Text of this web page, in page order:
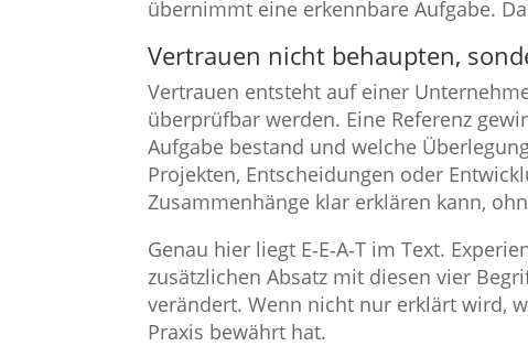
übernimmt eine erkennbare Aufgabe.
Vertrauen nicht behaupten,
Vertrauen entsteht auf einer
überprüfbar werden. Eine Referenz
Aufgabe bestand und welche
Projekten, Entscheidungen oder
Zusammenhänge klar erklären kann,
Genau hier liegt E‑E‑A‑T im Text.
zusätzlichen Absatz mit diesen vier
verändert. Wenn nicht nur erklärt wird,
Praxis bewährt hat.